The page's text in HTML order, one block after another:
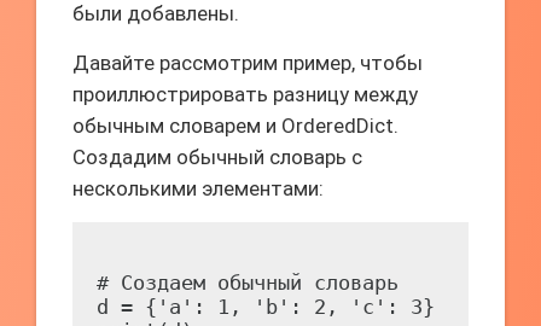
были добавлены.
Давайте рассмотрим пример, чтобы
проиллюстрировать разницу между
обычным словарем и OrderedDict.
Создадим обычный словарь с
несколькими элементами:
# Создаем обычный словарь
d = {'a': 1, 'b': 2, 'c': 3}